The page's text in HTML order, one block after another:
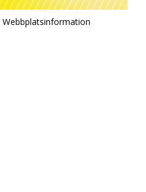
Webbplatsinformation